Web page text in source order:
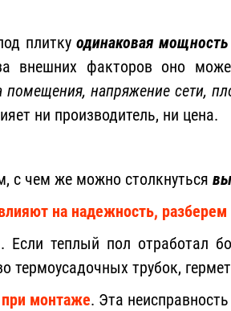
плитку одинаковая
внешних факторов оно
помещения, напряжение сети,
ни производитель, ни цена.
чем же можно столкнуться
на надежность,
. Если теплый пол отработал
термоусадочных трубок,
монтаже. Эта